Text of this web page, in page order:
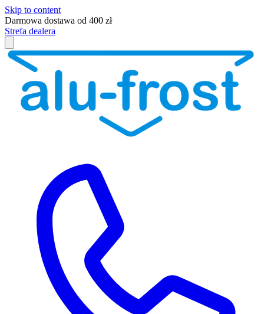
Skip to content
Darmowa dostawa od 400 zł
Strefa dealera